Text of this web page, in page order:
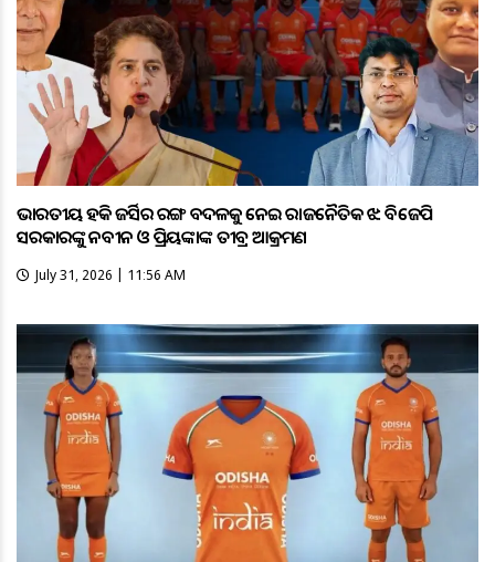
ଭାରତୀୟ ହକି ଜର୍ସିର ରଙ୍ଗ ବଦଳକୁ ନେଇ ରାଜନୈତିକ ଝଡ଼: ବିଜେପି
ସରକାରଙ୍କୁ ନବୀନ ଓ ପ୍ରିୟଙ୍କାଙ୍କ ତୀବ୍ର ଆକ୍ରମଣ
July 31, 2026 | 11:56 AM